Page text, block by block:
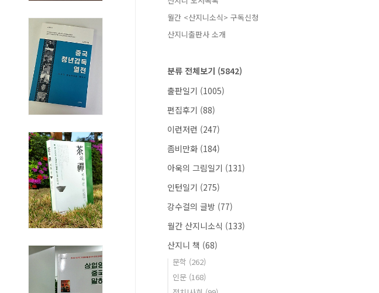
월간 <산지니소식> 구독신청
산지니출판사 소개
분류 전체보기 (5842)
출판일기 (1005)
편집후기 (88)
이런저런 (247)
좀비만화 (184)
아욱의 그림일기 (131)
인턴일기 (275)
강수걸의 글방 (77)
월간 산지니소식 (133)
산지니 책 (68)
문학 (262)
인문 (168)